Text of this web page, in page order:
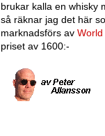
brukar kalla en whisky
så räknar jag det här
marknadsförs av
priset av 1600:-